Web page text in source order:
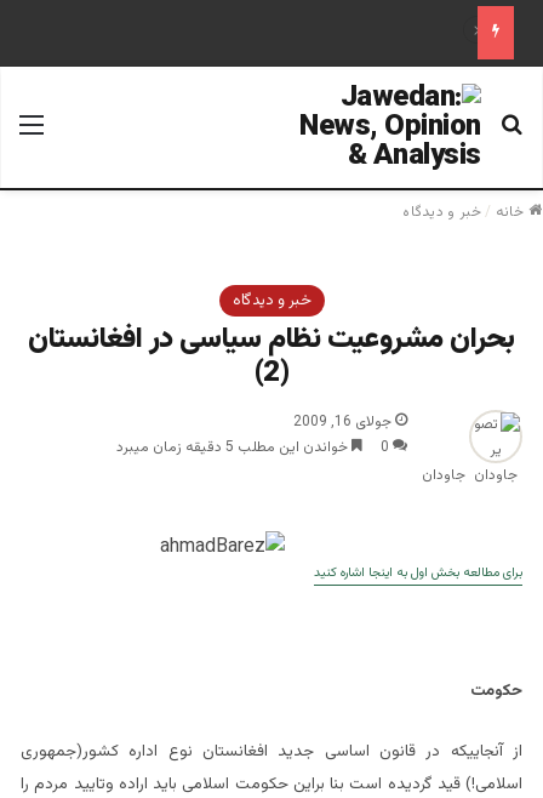
«آینده فدراسیون روسیه پس از پوتین؛ تحلیل یک سناریوی محتمل»
جستجو برای
خانه /خبر و دیدگاه
خبر و دیدگاه
بحران مشروعیت نظام سیاسی در افغانستان
(2)
جاودان
جولای 16, 2009
0
خواندن این مطلب 5 دقیقه زمان میبرد
برای مطالعه بخش اول به اینجا اشاره کنید
حکومت
از آنجاییکه در قانون اساسی جدید افغانستان نوع اداره کشور(جمهوری
اسلامی!) قید گردیده است بنا براین حکومت اسلامی باید اراده وتایید مردم را